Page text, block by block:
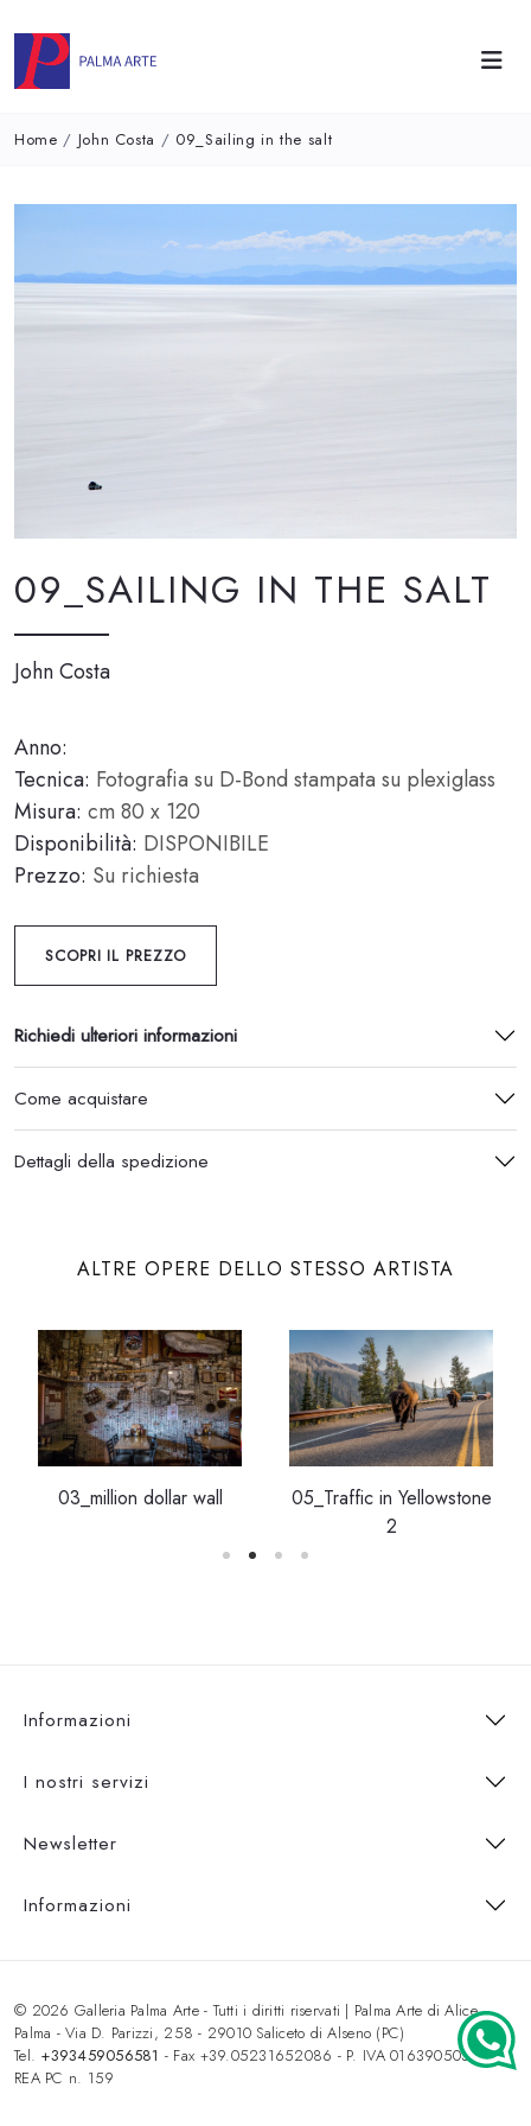
Home / John Costa / 09_Sailing in the salt
09_SAILING IN THE SALT
John Costa
Anno:
Tecnica: Fotografia su D-Bond stampata su plexiglass
Misura: cm 80 x 120
Disponibilità: DISPONIBILE
Prezzo: Su richiesta
SCOPRI IL PREZZO
Richiedi ulteriori informazioni
Come acquistare
Dettagli della spedizione
ALTRE OPERE DELLO STESSO ARTISTA
03_million dollar wall
05_Traffic in Yellowstone
2
Informazioni
I nostri servizi
Newsletter
Informazioni
© 2026 Galleria Palma Arte - Tutti i diritti riservati | Palma Arte di Alice
Palma - Via D. Parizzi, 258 - 29010 Saliceto di Alseno (PC)
Tel. +393459056581 - Fax +39.05231652086 - P. IVA 01639050333 -
REA PC n. 159